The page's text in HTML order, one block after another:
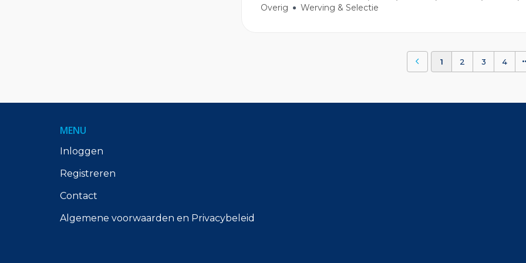
Overig
Werving & Selectie
1 2 3 4
MENU
Inloggen
Registreren
Contact
Algemene voorwaarden en Privacybeleid